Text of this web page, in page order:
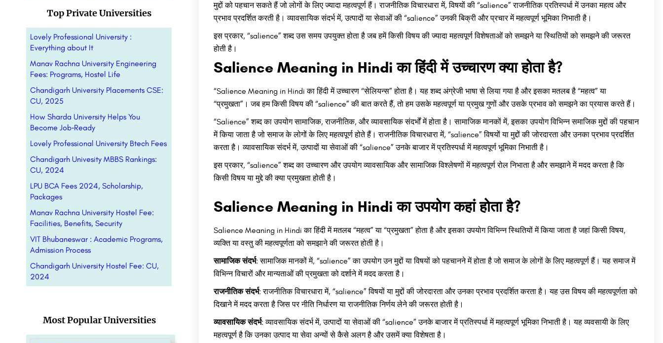
Top Private Universities
Lovely Professional University :
Everything about It
Manav Rachna University Engineering
Fees: Programs, Hostel Life
Chandigarh University Placements CSE:
CU, 2025
How Sharda University Helps You
Become Job‑Ready
Lovely Professional University Btech Fees
Chandigarh Univesity MBBS Rankings:
CU, 2024
LPU BCA Fees 2024, Scholarship,
Packages
Manav Rachna University Hostel Fee:
Facilities, Benefits, Security
VIT Bhubaneswar : Academic Programs,
Admission Process
Chandigarh University Hostel Fee: CU,
2024
Most Popular Universities
मुद्दों को पहचान सकते हैं जो लोगों के लिए ज्यादा महत्वपूर्ण हैं। राजनीतिक विचारधारा में, विषयों की “salience” राजनीतिक प्रतिस्पर्धा में उनका महत्व और
प्रभाव प्रदर्शित करती है। व्यावसायिक संदर्भ में, उत्पादों या सेवाओं की “salience” उनकी बिक्री और प्रचार में महत्वपूर्ण भूमिका निभाती है।
इस प्रकार, “salience” शब्द उस समय उपयुक्त होता है जब हमें किसी विषय की ज्यादा महत्वपूर्ण विशेषताओं को समझने या स्थितियों को समझने की जरूरत
होती है।
Salience Meaning in Hindi का हिंदी में उच्चारण क्या होता है?
“Salience Meaning in Hindi का हिंदी में उच्चारण “सेलियन्स” होता है। यह शब्द अंग्रेजी भाषा से लिया गया है और इसका मतलब है “महत्व” या
“प्रमुखता”। जब हम किसी विषय की “salience” की बात करते हैं, तो हम उसके महत्वपूर्ण या प्रमुख गुणों और उसके प्रभाव को समझने का प्रयास करते हैं।
“Salience” शब्द का उपयोग सामाजिक, राजनीतिक, और व्यावसायिक संदर्भों में होता है। सामाजिक मानकों में, इसका उपयोग विभिन्न समाजिक मुद्दों की पहचान
में किया जाता है जो समाज के लोगों के लिए महत्वपूर्ण होते हैं। राजनीतिक विचारधारा में, “salience” विषयों या मुद्दों की जोरदारता और उनका प्रभाव प्रदर्शित
करता है। व्यावसायिक संदर्भ में, उत्पादों या सेवाओं की “salience” उनके बाजार में प्रतिस्पर्धा में महत्वपूर्ण भूमिका निभाती है।
इस प्रकार, “salience” शब्द का उच्चारण और उपयोग व्यावसायिक और सामाजिक विश्लेषणों में महत्वपूर्ण रोल निभाता है और समझाने में मदद करता है कि
किसी विषय या मुद्दे की क्या प्रमुखता होती है।
Salience Meaning in Hindi का उपयोग कहां होता है?
Salience Meaning in Hindi का हिंदी में मतलब “महत्व” या “प्रमुखता” होता है और इसका उपयोग विभिन्न स्थितियों में किया जाता है जहां किसी विषय,
व्यक्ति या वस्तु की महत्वपूर्णता को समझाने की जरूरत होती है।
सामाजिक संदर्भ: सामाजिक मानकों में, “salience” का उपयोग उन मुद्दों या विषयों को पहचानने में होता है जो समाज के लोगों के लिए महत्वपूर्ण हैं। यह समाज में
विभिन्न विचारों और मान्यताओं की प्रमुखता को दर्शाने में मदद करता है।
राजनीतिक संदर्भ: राजनीतिक विचारधारा में, “salience” विषयों या मुद्दों की जोरदारता और उनका प्रभाव प्रदर्शित करता है। यह उस विषय की महत्वपूर्णता को
दिखाने में मदद करता है जिस पर नीति निर्धारण या राजनीतिक निर्णय लेने की जरूरत होती है।
व्यावसायिक संदर्भ: व्यावसायिक संदर्भ में, उत्पादों या सेवाओं की “salience” उनके बाजार में प्रतिस्पर्धा में महत्वपूर्ण भूमिका निभाती है। यह व्यवसायी के लिए
महत्वपूर्ण है कि उनका उत्पाद या सेवा अन्यों से कैसे अलग है और उसमें क्या विशेषता है।